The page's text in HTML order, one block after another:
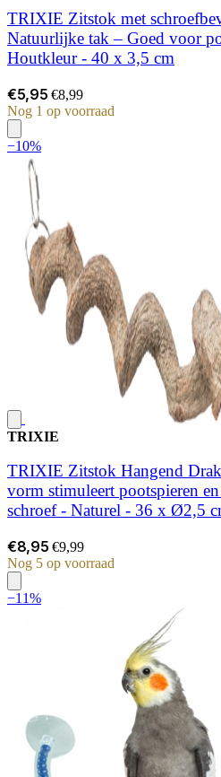
TRIXIE Zitstok met
Natuurlijke tak – Goed voor
Houtkleur - 40 x 3,5 cm
€5,95 €8,99
Nog 1 op voorraad
−10%
TRIXIE
TRIXIE Zitstok Hangend
vorm stimuleert pootspieren
schroef - Naturel - 36 x Ø2,5
€8,95 €9,99
Nog 5 op voorraad
−11%